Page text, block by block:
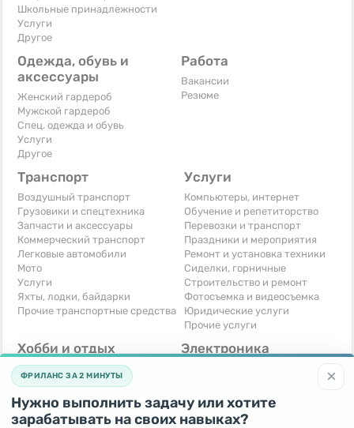
Школьные принадлежности
Услуги
Другое
Одежда, обувь и
аксессуары
Женский гардероб
Мужской гардероб
Спец. одежда и обувь
Услуги
Другое
Работа
Вакансии
Резюме
Транспорт
Воздушный транспорт
Грузовики и спецтехника
Запчасти и аксессуары
Коммерческий транспорт
Легковые автомобили
Мото
Услуги
Яхты, лодки, байдарки
Прочие транспортные средства
Услуги
Компьютеры, интернет
Обучение и репетиторство
Перевозки и транспорт
Праздники и мероприятия
Ремонт и установка техники
Сиделки, горничные
Строительство и ремонт
Фотосъемка и видеосъемка
Юридические услуги
Прочие услуги
Хобби и отдых
Книги и журналы
Музыкальные инструменты
Охота и рыбалка
Спорт и отдых
Другое
Электроника
Приставки и видеоигры
Телефоны и связь
×
ФРИЛАНС ЗА 2 МИНУТЫ
Нужно выполнить задачу или хотите
зарабатывать на своих навыках?